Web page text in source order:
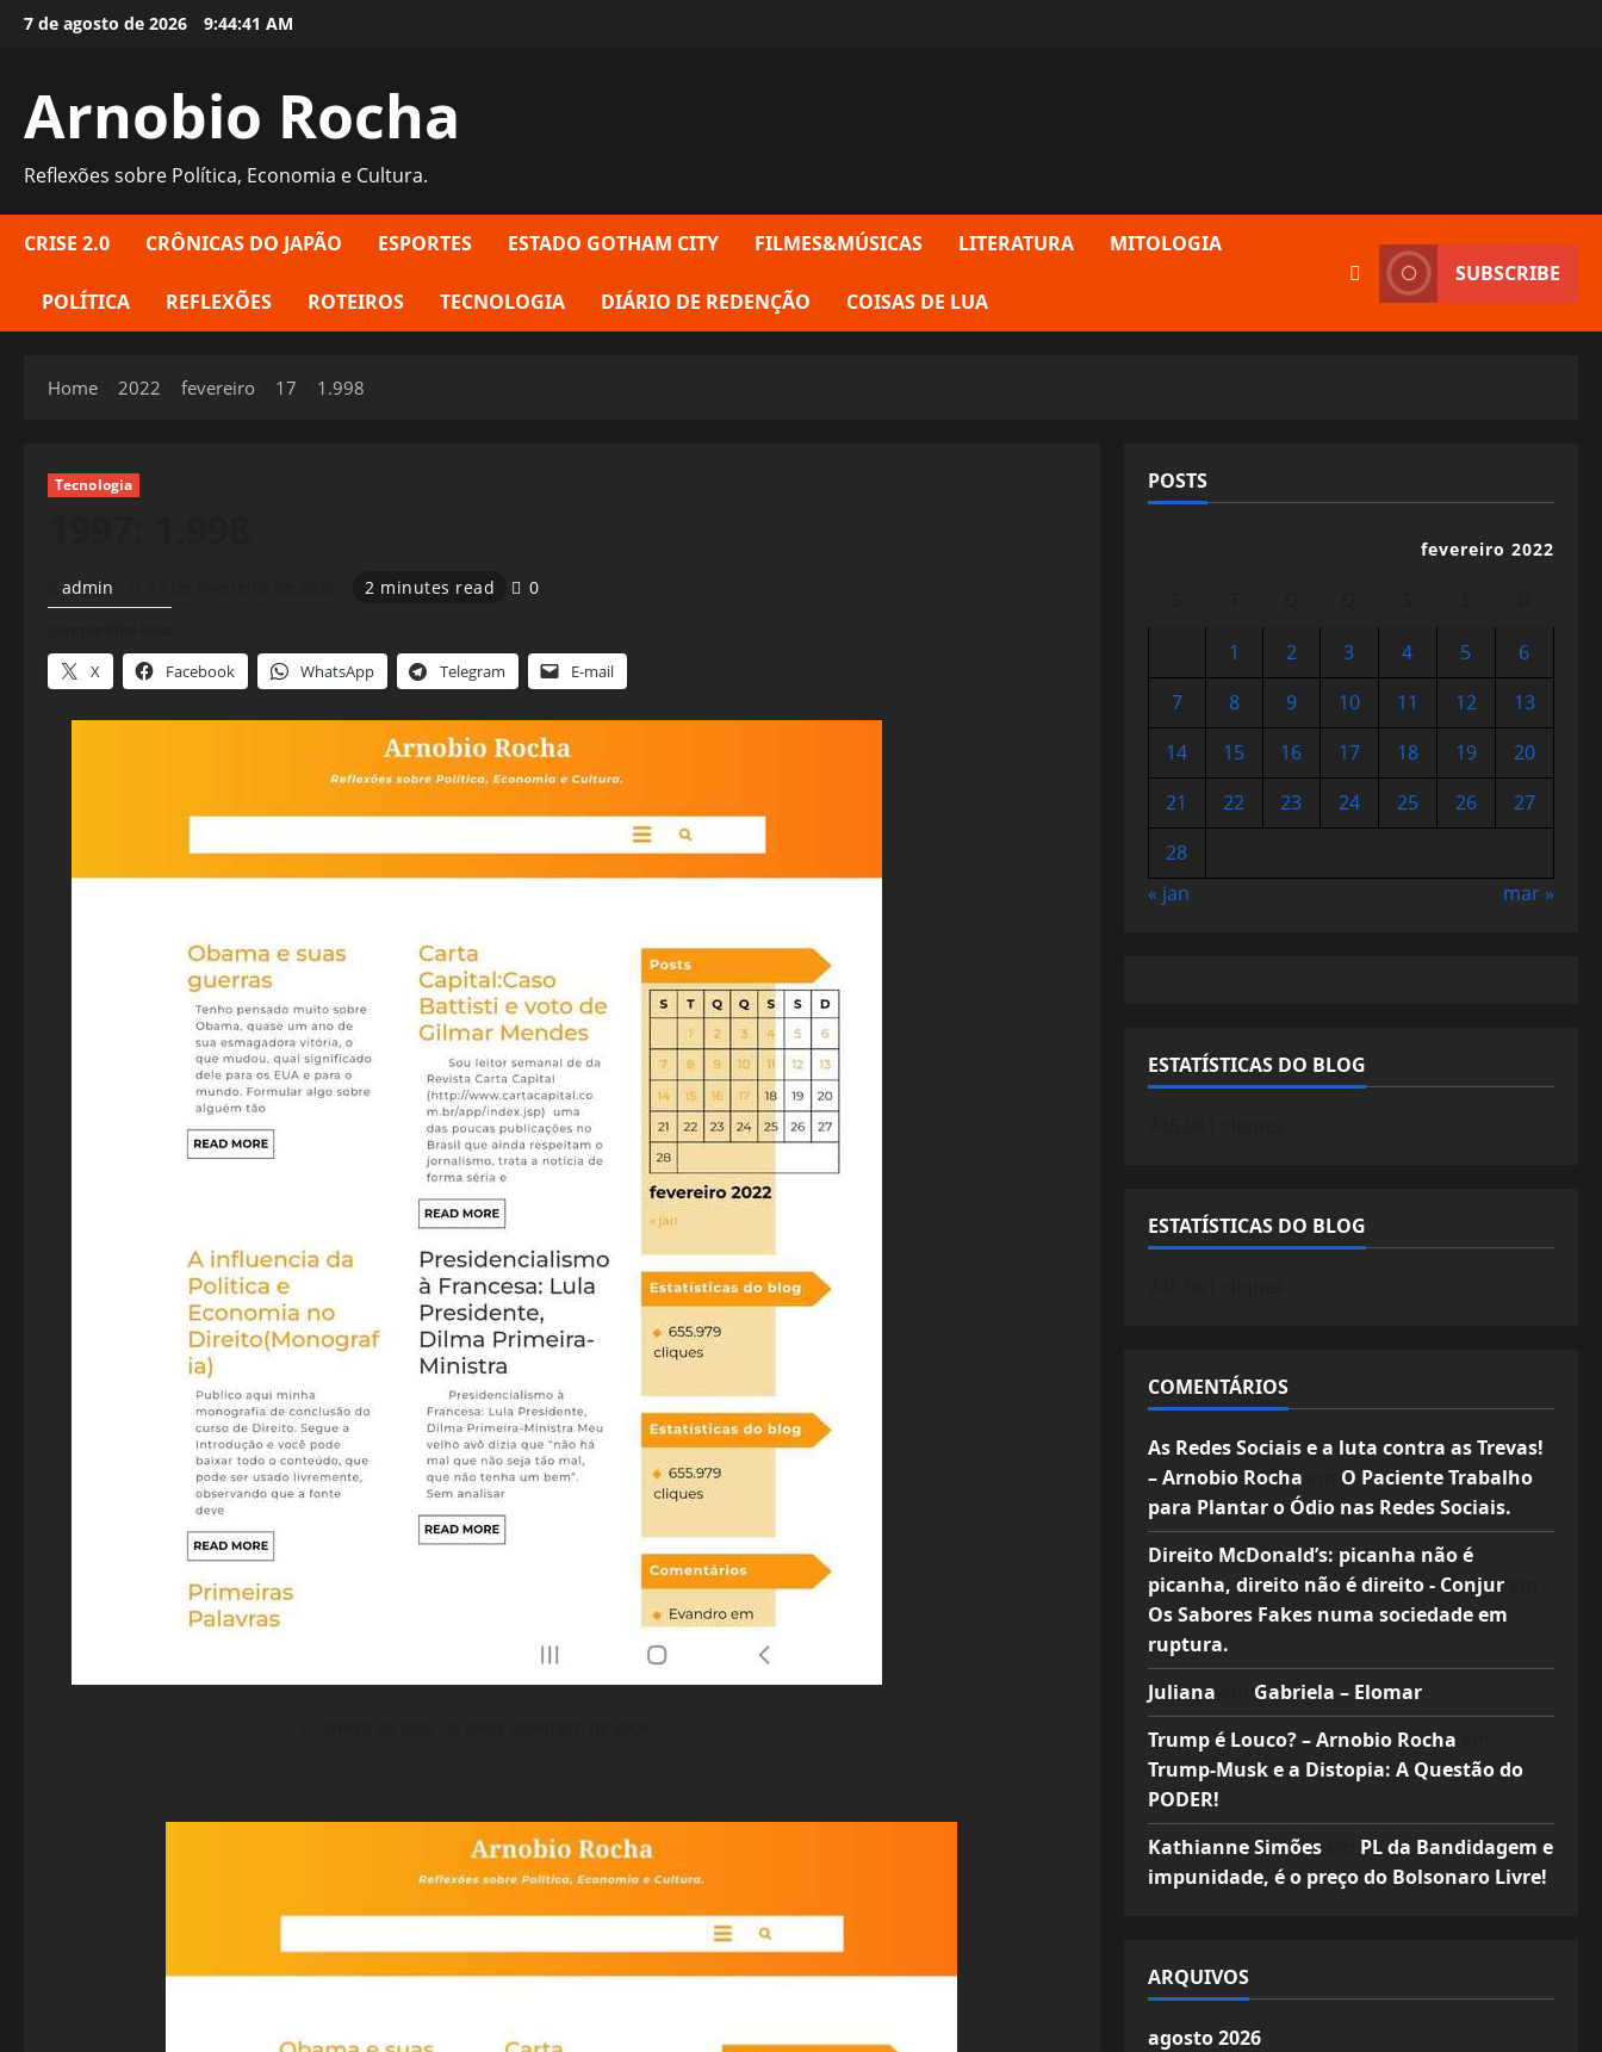
Skip7 de agosto de 2026 9:44:42 AM
Arnobio Rocha
Reflexões sobre Política, Economia e Cultura.
CRISE 2.0 CRÔNICAS DO JAPÃO ESPORTES ESTADO GOTHAM CITY FILMES&MÚSICAS LITERATURA MITOLOGIA
POLÍTICA REFLEXÕES ROTEIROS TECNOLOGIA DIÁRIO DE REDENÇÃO COISAS DE LUA
SUBSCRIBE
Home 2022 fevereiro 17 1.998
Tecnologia
admin 2 minutes read 0
X Facebook WhatsApp Telegram E-mail
POSTS
fevereiro 2022
1
2 3 4 5
6
7
8 9 10 11 12
13
14
15 16 17 18 19
20
21
22 23 24 25 26
27
28
« jan
mar »
ESTATÍSTICAS DO BLOG
ESTATÍSTICAS DO BLOG
COMENTÁRIOS
As Redes Sociais e a luta contra as Trevas!
– Arnobio Rocha
O Paciente Trabalho
para Plantar o Ódio nas Redes Sociais.
Direito McDonald’s: picanha não é
picanha, direito não é direito - Conjurem
Os Sabores Fakes numa sociedade em
ruptura.
Juliana
Gabriela – Elomar
Trump é Louco? – Arnobio Rocha
Trump-Musk e a Distopia: A Questão do
PODER!
Kathianne Simõesem PL da Bandidagem e
impunidade, é o preço do Bolsonaro Livre!
ARQUIVOS
agosto 2026